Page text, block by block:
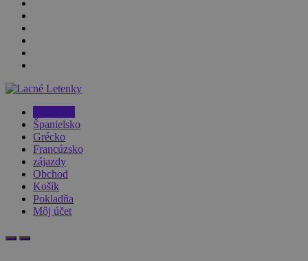
Španielsko
Grécko
Francúzsko
zájazdy
Obchod
Košík
Pokladňa
Môj účet